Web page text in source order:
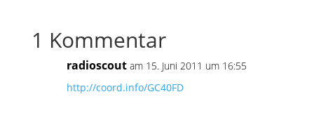
1 Kommentar
radioscout am 15. Juni 2011 um 16:55
http://coord.info/GC40FD